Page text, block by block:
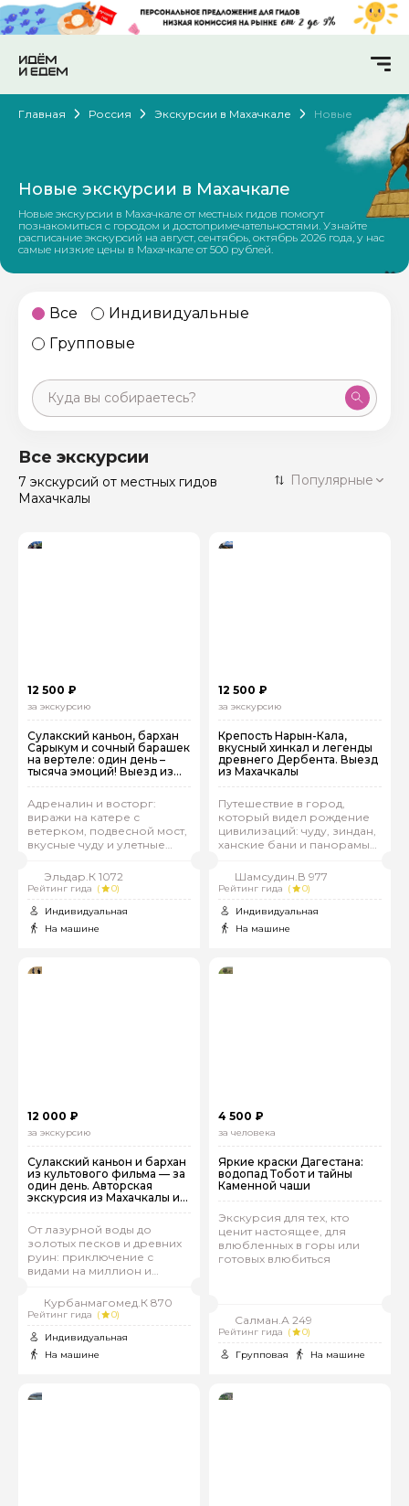
Главная Россия Экскурсии в Махачкале Новые
Новые экскурсии в Махачкале
Новые экскурсии в Махачкале от местных гидов помогут
познакомиться с городом и достопримечательностями. Узнайте
расписание экскурсий на август, сентябрь, октябрь 2026 года, у нас
самые низкие цены в Махачкале от 500 рублей.
Все
Индивидуальные
Групповые
Санкт-Петербург
Россия
50 экскурсий
Все экскурсии
7 экскурсий от местных гидов
Махачкалы
Популярные
12 500 ₽
за экскурсию
Сулакский каньон, бархан
Сарыкум и сочный барашек
на вертеле: один день –
тысяча эмоций! Выезд из
Махачкалы
Адреналин и восторг:
виражи на катере с
ветерком, подвесной мост,
вкусные чуду и улетные
Эльдар.К 1072
Рейтинг гида (
0)
Индивидуальная
На машине
12 500 ₽
за экскурсию
Крепость Нарын‑Кала,
вкусный хинкал и легенды
древнего Дербента. Выезд
из Махачкалы
Путешествие в город,
который видел рождение
цивилизаций: чуду, зиндан,
ханские бани и панорамы
Шамсудин.В 977
Рейтинг гида (
0)
Индивидуальная
На машине
12 000 ₽
за экскурсию
Сулакский каньон и бархан
из культового фильма — за
один день. Авторская
экскурсия из Махачкалы и
Каспийска
От лазурной воды до
золотых песков и древних
руин: приключение с
видами на миллион и
Курбанмагомед.К 870
Рейтинг гида (
0)
Индивидуальная
На машине
4 500 ₽
за человека
Яркие краски Дагестана:
водопад Тобот и тайны
Каменной чаши
Экскурсия для тех, кто
ценит настоящее, для
влюбленных в горы или
готовых влюбиться
Салман.А 249
Рейтинг гида (
0)
Групповая
На машине